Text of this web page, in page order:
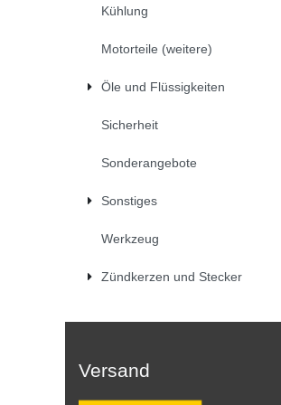
Kühlung
Motorteile (weitere)
Öle und Flüssigkeiten
Sicherheit
Sonderangebote
Sonstiges
Werkzeug
Zündkerzen und Stecker
Versand